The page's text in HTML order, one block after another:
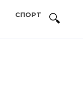
СПОРТ